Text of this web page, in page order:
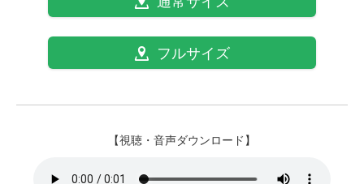
フルサイズ
【視聴・音声ダウンロード】